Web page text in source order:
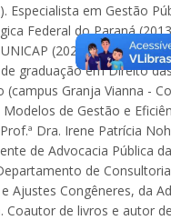
Especialista em Gestão
Federal do Paraná
(2022). Professor
graduação em Direito
(campus Granja Vianna -
de Gestão e
Dra. Irene Patrícia
de Advocacia Pública
de
Ajustes Congêneres, da
Coautor de livros e autor